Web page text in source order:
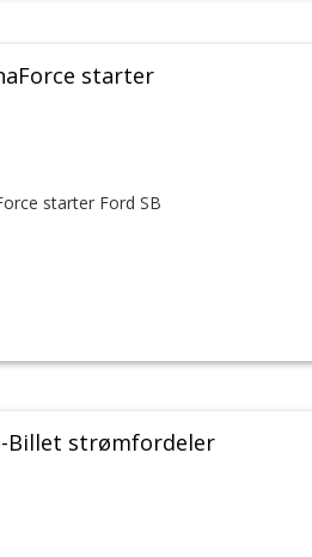
starter
starter Ford SB
Billet strømfordeler